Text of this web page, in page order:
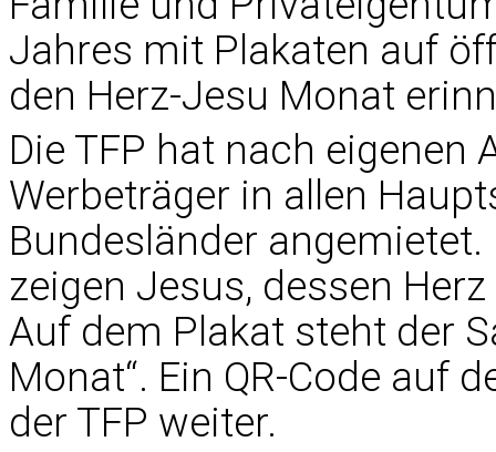
Jahres mit Plakaten auf
den Herz-Jesu Monat
Die TFP hat nach eigenen
Werbeträger in allen
Bundesländer
zeigen Jesus, dessen
Auf dem Plakat steht der
Monat“. Ein QR-Code auf
der TFP weiter.